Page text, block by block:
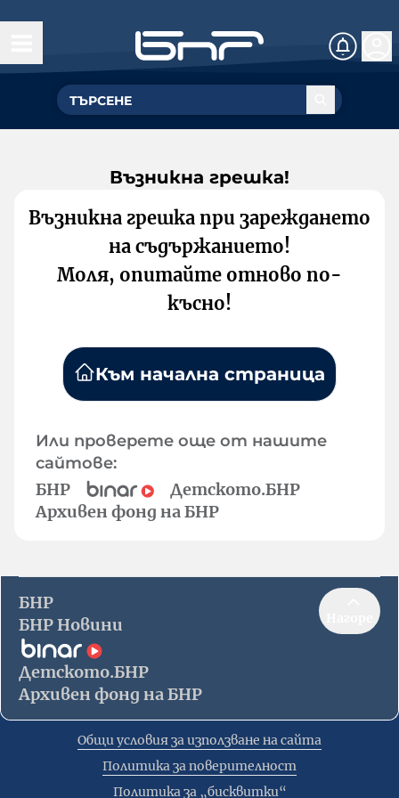
Възникна грешка!
Възникна грешка при зареждането
на съдържанието!
Моля, опитайте отново по-
късно!
Към начална страница
Или проверете още от нашите
сайтове:
БНР
Детското.БНР
Архивен фонд на БНР
БНР
БНР Новини
Детското.БНР
Архивен фонд на БНР
Общи условия за използване на сайта
Политика за поверителност
Политика за „бисквитки“